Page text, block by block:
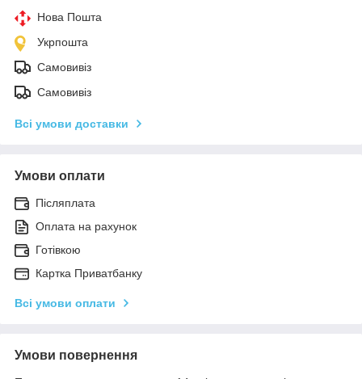
Нова Пошта
Укрпошта
Самовивіз
Самовивіз
Всі умови доставки
Умови оплати
Післяплата
Оплата на рахунок
Готівкою
Картка Приватбанку
Всі умови оплати
Умови повернення